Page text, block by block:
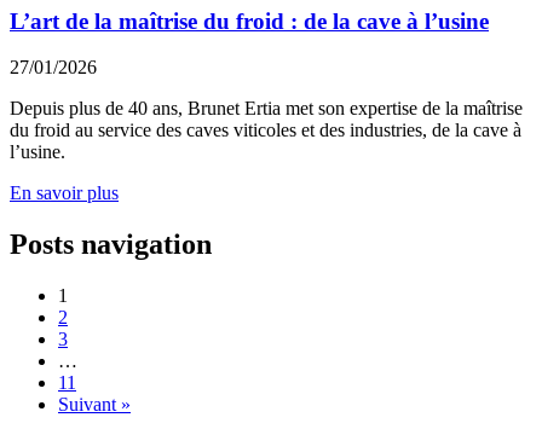
L’art de la maîtrise du froid : de la cave à l’usine
27/01/2026
Depuis plus de 40 ans, Brunet Ertia met son expertise de la maîtrise
du froid au service des caves viticoles et des industries, de la cave à
l’usine.
En savoir plus
Posts navigation
1
2
3
…
11
Suivant »